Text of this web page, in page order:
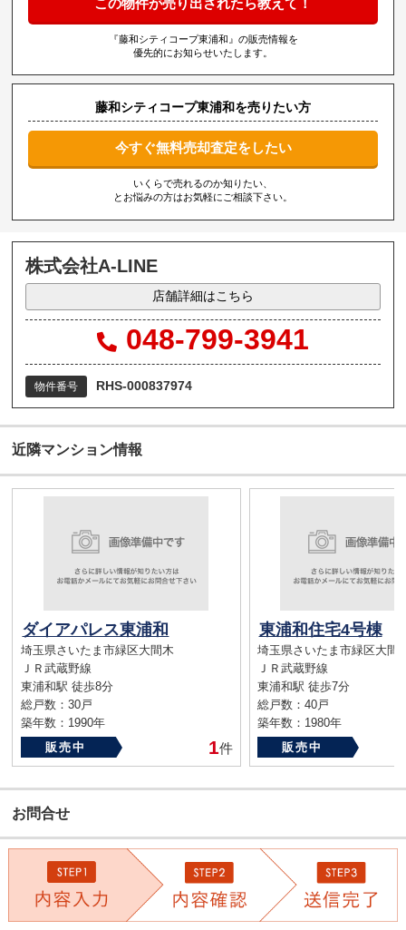
『藤和シティコープ東浦和』の販売情報を
優先的にお知らせいたします。
藤和シティコープ東浦和を売りたい方
今すぐ無料売却査定をしたい
いくらで売れるのか知りたい、
とお悩みの方はお気軽にご相談下さい。
株式会社A-LINE
店舗詳細はこちら
048-799-3941
物件番号 RHS-000837974
近隣マンション情報
ダイアパレス東浦和
埼玉県さいたま市緑区大間木
ＪＲ武蔵野線
東浦和駅 徒歩8分
総戸数：30戸
築年数：1990年
販売中
1件
東浦和住宅4号棟
埼玉県さいたま市緑区大間
ＪＲ武蔵野線
東浦和駅 徒歩7分
総戸数：40戸
築年数：1980年
販売中
お問合せ